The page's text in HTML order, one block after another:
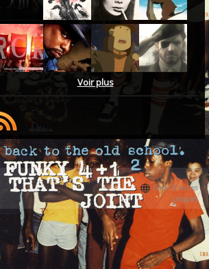
Voir plus
Dans D'autres
Langues